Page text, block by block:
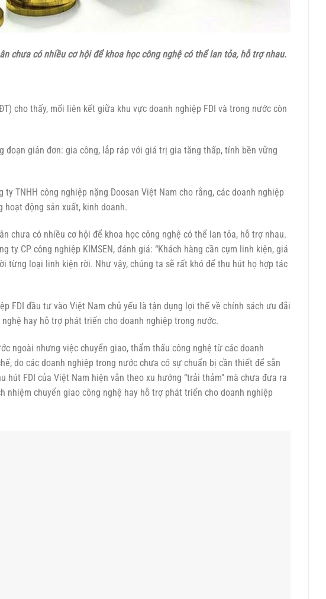
chưa có nhiều cơ hội để khoa học công nghệ có thể lan tỏa, hỗ trợ nhau.
cho thấy, mối liên kết giữa khu vực doanh nghiệp FDI và trong nước còn
đoạn giản đơn: gia công, lắp ráp với giá trị gia tăng thấp, tính bền vững
ty TNHH công nghiệp nặng Doosan Việt Nam cho rằng, các doanh nghiệp
động sản xuất, kinh doanh.
chưa có nhiều cơ hội để khoa học công nghệ có thể lan tỏa, hỗ trợ nhau.
ty CP công nghiệp KIMSEN, đánh giá: “Khách hàng cần cụm linh kiện, giá
từng loại linh kiện rời. Như vậy, chúng ta sẽ rất khó để thu hút họ hợp tác
FDI đầu tư vào Việt Nam chủ yếu là tận dụng lợi thế về chính sách ưu đãi
hay hỗ trợ phát triển cho doanh nghiệp trong nước.
ngoài nhưng việc chuyển giao, thẩm thấu công nghệ từ các doanh
do các doanh nghiệp trong nước chưa có sự chuẩn bị cần thiết để sẵn
hút FDI của Việt Nam hiện vẫn theo xu hướng “trải thảm” mà chưa đưa ra
nhiệm chuyển giao công nghệ hay hỗ trợ phát triển cho doanh nghiệp